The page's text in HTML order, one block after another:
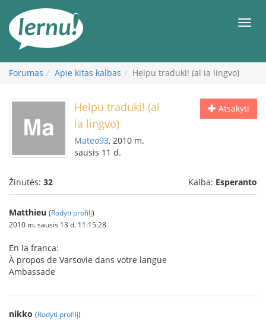
turinį
Forumas Apie kitas kalbas Helpu traduki! (al ia lingvo)
Atsakyti
Helpu traduki! (al
ia lingvo)
Mateo93, 2010 m.
sausis 11 d.
Žinutės: 32 Kalba: Esperanto
Matthieu (Rodyti profilį)
2010 m. sausis 13 d. 11:15:28
En la franca:
À propos de Varsovie dans votre langue
Ambassade
nikko (Rodyti profilį)